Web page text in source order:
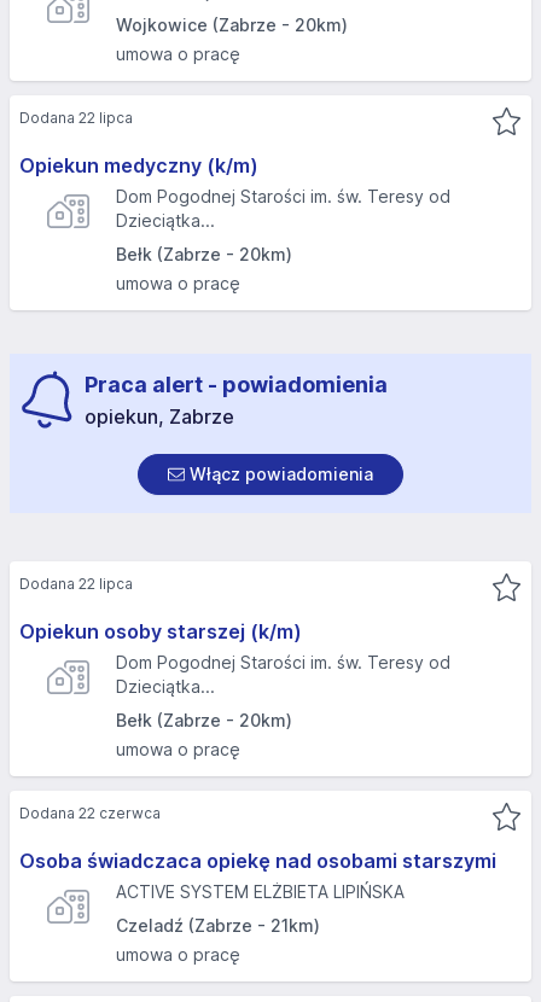
Wojkowice (Zabrze - 20km)
umowa o pracę
Opiekun medyczny (k/m)
Dom Pogodnej Starości im. św. Teresy od
Dzieciątka...
Bełk (Zabrze - 20km)
umowa o pracę
Dodana 22 lipca
Praca alert - powiadomienia
opiekun, Zabrze
Włącz powiadomienia
Opiekun osoby starszej (k/m)
Dom Pogodnej Starości im. św. Teresy od
Dzieciątka...
Bełk (Zabrze - 20km)
umowa o pracę
Dodana 22 lipca
Osoba świadczaca opiekę nad osobami starszymi
ACTIVE SYSTEM ELŻBIETA LIPIŃSKA
Czeladź (Zabrze - 21km)
umowa o pracę
Dodana 22 czerwca